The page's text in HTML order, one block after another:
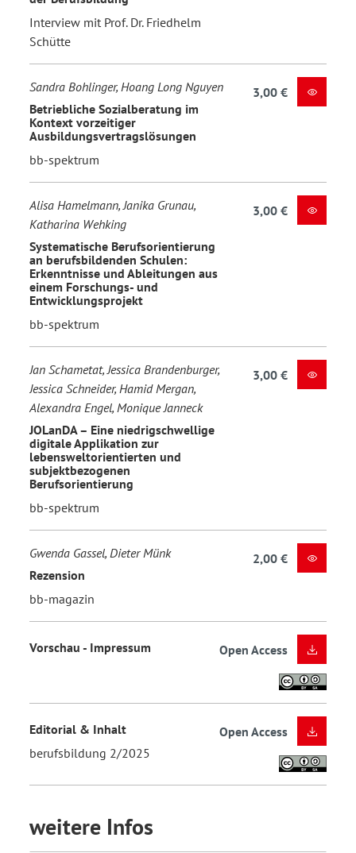
Interview mit Prof. Dr. Friedhelm
Schütte
Sandra Bohlinger, Hoang Long Nguyen
Betriebliche Sozialberatung im
Kontext vorzeitiger
Ausbildungsvertragslösungen
bb-spektrum
3,00 €
Alisa Hamelmann, Janika Grunau,
Katharina Wehking
Systematische Berufsorientierung
an berufsbildenden Schulen:
Erkenntnisse und Ableitungen aus
einem Forschungs- und
Entwicklungsprojekt
bb-spektrum
3,00 €
Jan Schametat, Jessica Brandenburger,
Jessica Schneider, Hamid Mergan,
Alexandra Engel, Monique Janneck
JOLanDA – Eine niedrigschwellige
digitale Applikation zur
lebensweltorientierten und
subjektbezogenen
Berufsorientierung
bb-spektrum
3,00 €
Gwenda Gassel, Dieter Münk
Rezension
bb-magazin
2,00 €
Vorschau - Impressum Open Access
Editorial & Inhalt
berufsbildung 2/2025
Open Access
weitere Infos